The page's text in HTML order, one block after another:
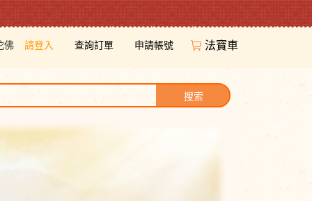
佛 請登入 查詢訂單 申請帳號 法寶車
搜索